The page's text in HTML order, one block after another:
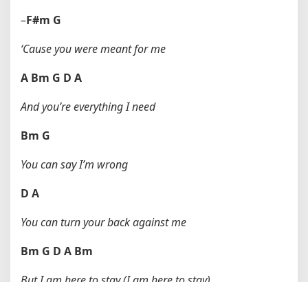
–F#m G
‘Cause you were meant for me
A Bm G D A
And you’re everything I need
Bm G
You can say I’m wrong
D A
You can turn your back against me
Bm G D A Bm